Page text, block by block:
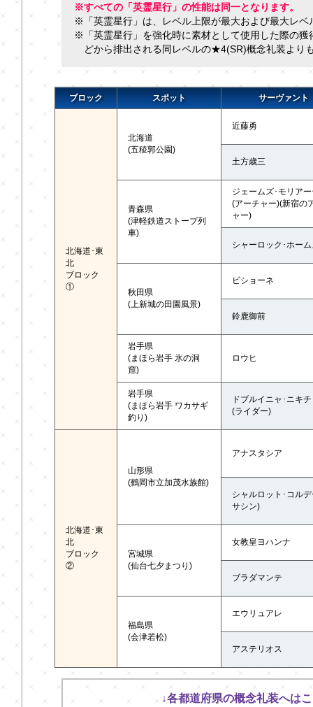
※すべての「英霊星行」の性能は同一となります。
※「英霊星行」は、レベル上限が最大および最大レベ
※「英霊星行」を強化時に素材として使用した際の獲
どから排出される同レベルの★4(SR)概念礼装より
ブロック スポット サーヴァント
北海道･東
北
ブロック
①
北海道
(五稜郭公園)
近藤勇
土方歳三
青森県
(津軽鉄道ストーブ列
車)
ジェームズ･モリア
(アーチャー)(新宿の
ャー)
シャーロック･ホー
秋田県
(上新城の田園風景)
ビショーネ
鈴鹿御前
岩手県
(まほら岩手 氷の洞
窟)
ロウヒ
岩手県
(まほら岩手 ワカサギ
釣り)
ドブルイニャ･ニキ
(ライダー)
北海道･東
北
ブロック
②
山形県
(鶴岡市立加茂水族館)
アナスタシア
シャルロット･コル
サシン)
宮城県
(仙台七夕まつり)
女教皇ヨハンナ
ブラダマンテ
福島県
(会津若松)
エウリュアレ
アステリオス
↓各都道府県の概念礼装へは